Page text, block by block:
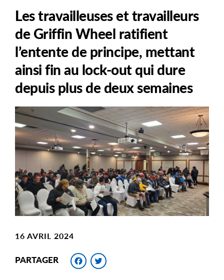
Les travailleuses et travailleurs
de Griffin Wheel ratifient
l’entente de principe, mettant
ainsi fin au lock-out qui dure
depuis plus de deux semaines
Main
Image
Image
16 AVRIL 2024
PARTAGER Facebook